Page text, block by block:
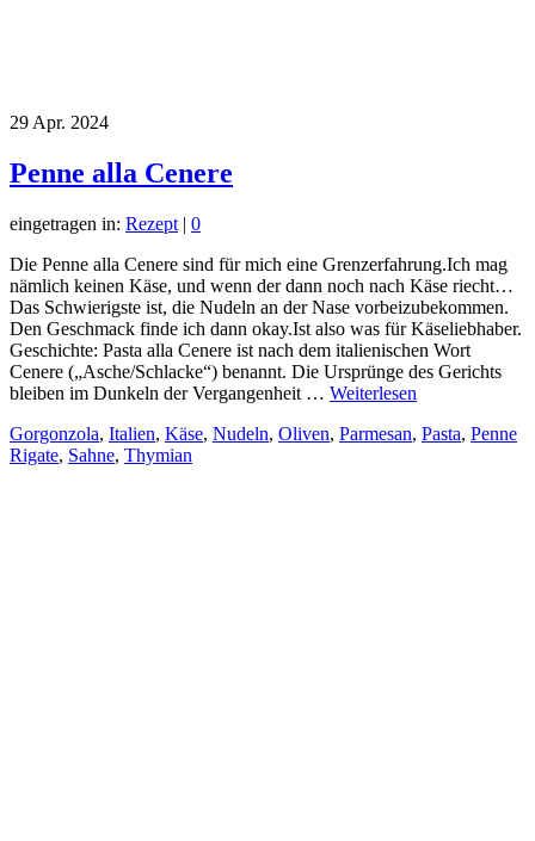
29 Apr. 2024
Penne alla Cenere
eingetragen in: Rezept | 0
Die Penne alla Cenere sind für mich eine Grenzerfahrung.Ich mag
nämlich keinen Käse, und wenn der dann noch nach Käse riecht…
Das Schwierigste ist, die Nudeln an der Nase vorbeizubekommen.
Den Geschmack finde ich dann okay.Ist also was für Käseliebhaber.
Geschichte: Pasta alla Cenere ist nach dem italienischen Wort
Cenere („Asche/Schlacke“) benannt. Die Ursprünge des Gerichts
bleiben im Dunkeln der Vergangenheit … Weiterlesen
Gorgonzola, Italien, Käse, Nudeln, Oliven, Parmesan, Pasta, Penne
Rigate, Sahne, Thymian